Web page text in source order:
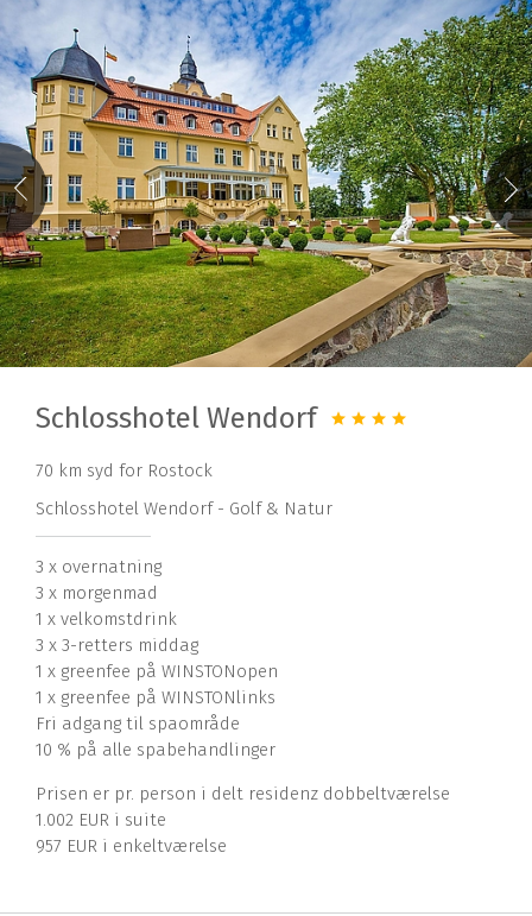
Schlosshotel Wendorf
70 km syd for Rostock
Schlosshotel Wendorf - Golf & Natur
3 x overnatning
3 x morgenmad
1 x velkomstdrink
3 x 3-retters middag
1 x greenfee på WINSTONopen
1 x greenfee på WINSTONlinks
Fri adgang til spaområde
10 % på alle spabehandlinger
Prisen er pr. person i delt residenz dobbeltværelse
1.002 EUR i suite
957 EUR i enkeltværelse